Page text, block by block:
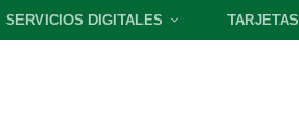
SERVICIOS DIGITALES TARJETAS